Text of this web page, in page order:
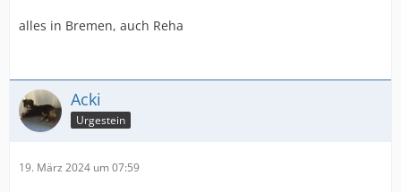
alles in Bremen, auch Reha
Acki
Urgestein
19. März 2024 um 07:59